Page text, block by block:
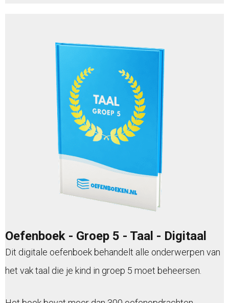
Oefenboek - Groep 5 - Taal - Digitaal
Dit digitale oefenboek behandelt alle onderwerpen van
het vak taal die je kind in groep 5 moet beheersen.